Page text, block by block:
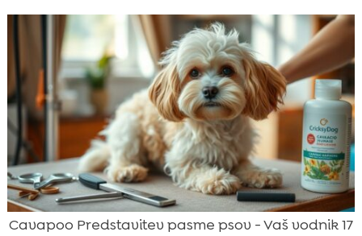
Cavapoo Predstavitev pasme psov - Vaš vodnik 17